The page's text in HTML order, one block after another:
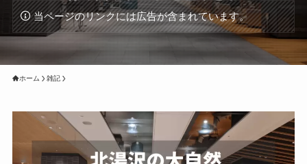
当ページのリンクには広告が含まれています。
ホーム 雑記